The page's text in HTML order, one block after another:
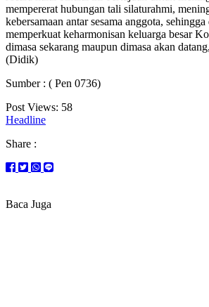
mempererat hubungan tali silaturahmi,
kebersamaan antar sesama anggota,
memperkuat keharmonisan keluarga besar
dimasa sekarang maupun dimasa akan
(Didik)
Sumber : ( Pen 0736)
Post Views: 58
Headline
Share :
Baca Juga